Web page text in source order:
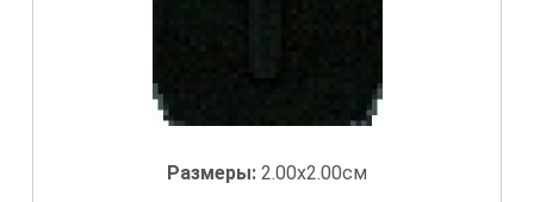
Размеры: 2.00x2.00см